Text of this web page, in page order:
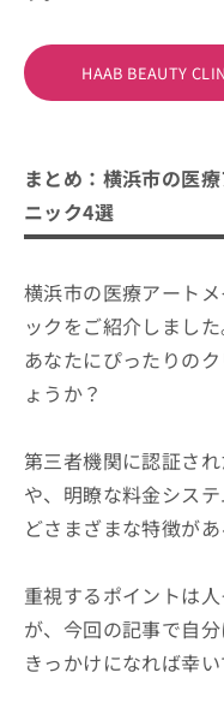
HAAB BEAUTY
まとめ：横浜市の医
ニック4選
横浜市の医療アート
ックをご紹介しました
あなたにぴったりの
ょうか？
第三者機関に認証さ
や、明瞭な料金シス
どさまざまな特徴が
重視するポイントは
が、今回の記事で自
きっかけになれば幸い